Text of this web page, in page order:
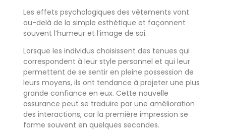
Les effets psychologiques des vêtements vont
au-delà de la simple esthétique et façonnent
souvent l’humeur et l’image de soi.
Lorsque les individus choisissent des tenues qui
correspondent à leur style personnel et qui leur
permettent de se sentir en pleine possession de
leurs moyens, ils ont tendance à projeter une plus
grande confiance en eux. Cette nouvelle
assurance peut se traduire par une amélioration
des interactions, car la première impression se
forme souvent en quelques secondes.